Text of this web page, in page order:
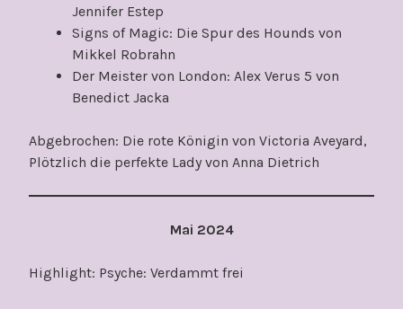
Jennifer Estep
Signs of Magic: Die Spur des Hounds von
Mikkel Robrahn
Der Meister von London: Alex Verus 5 von
Benedict Jacka
Abgebrochen: Die rote Königin von Victoria Aveyard,
Plötzlich die perfekte Lady von Anna Dietrich
Mai 2024
Highlight: Psyche: Verdammt frei